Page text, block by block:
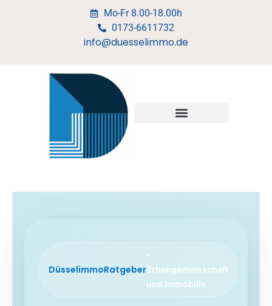
0173-6611732
info@duesselimmo.de
Mo-Fr 8.00-18.00h
DüsselimmoRatgeber
-
Erbengemeinschaft
und Immobilie